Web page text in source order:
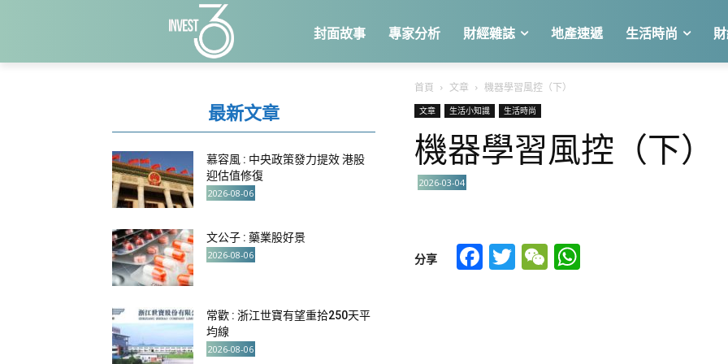
封面故事 專家分析 財經雜誌 地產速遞 生活時尚
首頁 文章 機器學習風控（下）
文章 生活小知識 生活時尚
機器學習風控（下）
2026-03-04
分享 Facebook
TwitterWeChat
最新文章
慕容風 : 中央政策發力提效 港股
迎估值修復
2026-08-06
文公子 : 藥業股好景
2026-08-06
常歡 : 浙江世寶有望重拾250天平
均線
2026-08-06